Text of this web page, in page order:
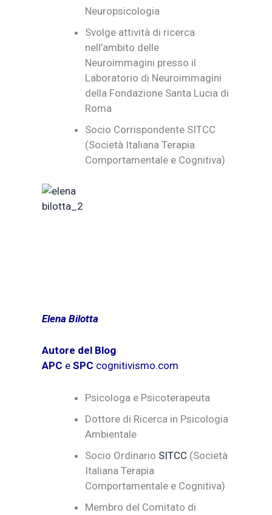
Neuropsicologia
Svolge attività di ricerca
nell’ambito delle
Neuroimmagini presso il
Laboratorio di Neuroimmagini
della Fondazione Santa Lucia di
Roma
Socio Corrispondente SITCC
(Società Italiana Terapia
Comportamentale e Cognitiva)
Elena Bilotta
Autore del Blog
APC e SPC cognitivismo.com
Psicologa e Psicoterapeuta
Dottore di Ricerca in Psicologia
Ambientale
Socio Ordinario SITCC (Società
Italiana Terapia
Comportamentale e Cognitiva)
Membro del Comitato di